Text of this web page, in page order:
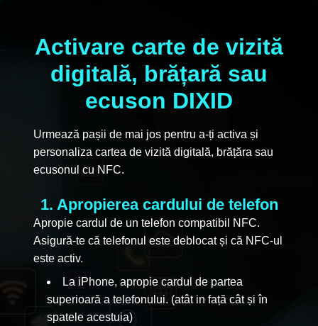
Activare carte de vizită
digitală, brățară sau
ecuson DIXID
Urmează pașii de mai jos pentru a-ți activa și
personaliza cartea de vizită digitală, brățăra sau
ecusonul cu NFC.
1. Apropierea cardului de telefon
Apropie cardul de un telefon compatibil NFC.
Asigură-te că telefonul este deblocat și că NFC-ul
este activ.
La iPhone, apropie cardul de partea
superioară a telefonului. (atât in față cât și în
spatele acestuia)